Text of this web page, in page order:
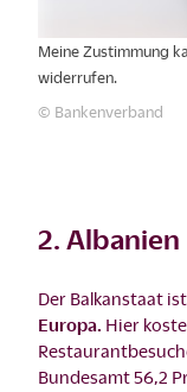
Meine Zustimmung
widerrufen.
© Bankenverband
2. Albanien
Der Balkanstaat ist
Europa. Hier
Bundesamt 56,2